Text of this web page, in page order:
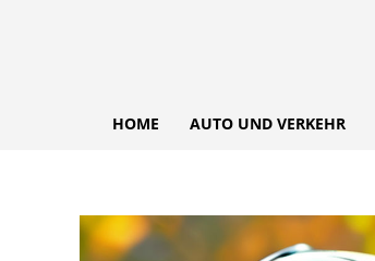
HOME AUTO UND VERKEHR